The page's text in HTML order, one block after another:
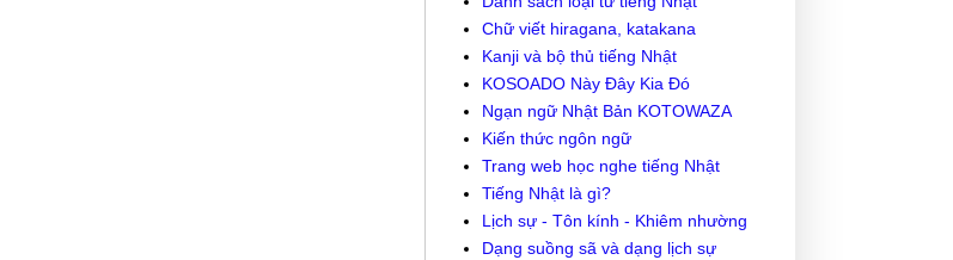
Chữ viết hiragana, katakana
Kanji và bộ thủ tiếng Nhật
KOSOADO Này Đây Kia Đó
Ngạn ngữ Nhật Bản KOTOWAZA
Kiến thức ngôn ngữ
Trang web học nghe tiếng Nhật
Tiếng Nhật là gì?
Lịch sự - Tôn kính - Khiêm nhường
Dạng suồng sã và dạng lịch sự